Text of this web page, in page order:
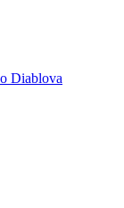
Diablova